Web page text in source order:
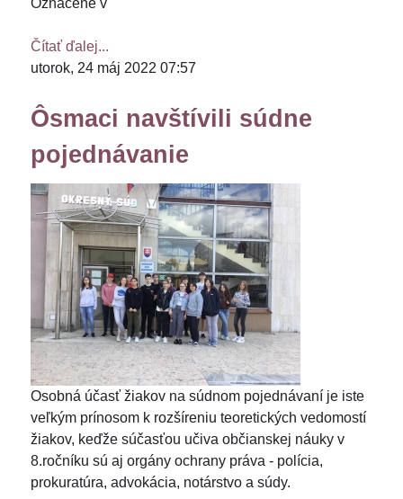
Označené v
Čítať ďalej...
utorok, 24 máj 2022 07:57
Ôsmaci navštívili súdne
pojednávanie
Osobná účasť žiakov na súdnom pojednávaní je iste
veľkým prínosom k rozšíreniu teoretických vedomostí
žiakov, keďže súčasťou učiva občianskej náuky v
8.ročníku sú aj orgány ochrany práva - polícia,
prokuratúra, advokácia, notárstvo a súdy.